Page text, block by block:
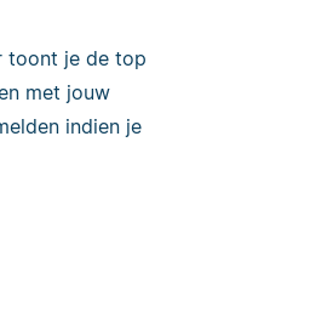
toont je de top
met jouw
indien je